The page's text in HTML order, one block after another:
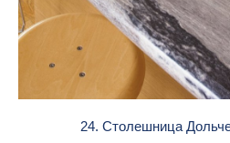
24. Столешница